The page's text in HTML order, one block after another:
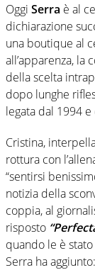
Oggi Serra è al
dichiarazione
una boutique al
all’apparenza, la
della scelta
dopo lunghe
legata dal 1994
Cristina,
rottura con
“sentirsi
notizia della
coppia, al
risposto
quando le è
Serra ha aggiunto: